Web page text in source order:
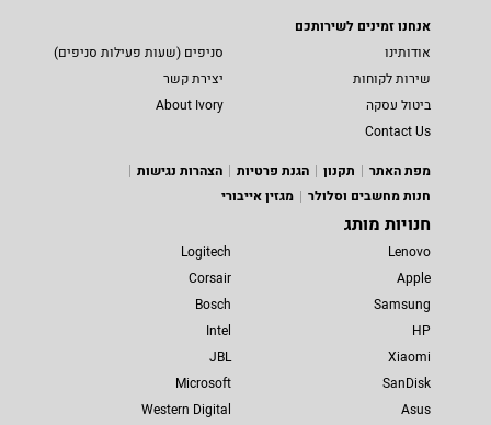
אנחנו זמינים לשירותכם
אודותינו
סניפים (שעות פעילות סניפים)
שירות לקוחות
יצירת קשר
ביטול עסקה
About Ivory
Contact Us
מפת האתר
תקנון הגנת פרטיות
הצהרות נגישות
חנות מחשבים וסלולר
מגזין אייבורי
חנויות מותג
Lenovo
Apple
Samsung
HP
Xiaomi
SanDisk
Asus
Logitech
Corsair
Bosch
Intel
JBL
Microsoft
Western Digital